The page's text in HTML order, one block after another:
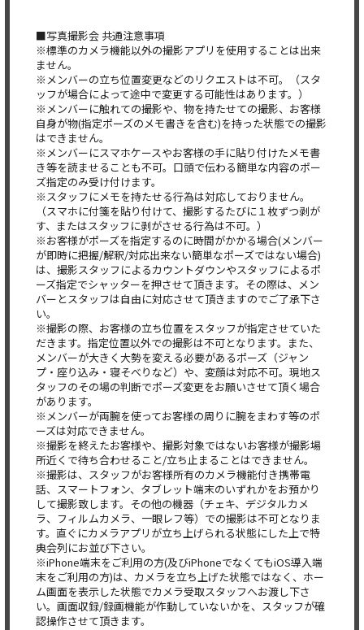
■写真撮影会 共通注意事項
※標準のカメラ機能以外の撮影アプリを使用することは出来
ません。
※メンバーの立ち位置変更などのリクエストは不可。（スタ
ッフが場合によって途中で変更する可能性はあります。）
※メンバーに触れての撮影や、物を持たせての撮影、お客様
自身が物(指定ポーズのメモ書きを含む)を持った状態での撮影
はできません。
※メンバーにスマホケースやお客様の手に貼り付けたメモ書
き等を読ませることも不可。口頭で伝わる簡単な内容のポー
ズ指定のみ受け付けます。
※スタッフにメモを持たせる行為は対応しておりません。
（スマホに付箋を貼り付けて、撮影するたびに１枚ずつ剥が
す、またはスタッフに剥がさせる行為は不可。）
※お客様がポーズを指定するのに時間がかかる場合(メンバー
が即時に把握/解釈/対応出来ない簡単なポーズではない場合)
は、撮影スタッフによるカウントダウンやスタッフによるポ
ーズ指定でシャッターを押させて頂きます。その際は、メン
バーとスタッフは自由に対応させて頂きますのでご了承下さ
い。
※撮影の際、お客様の立ち位置をスタッフが指定させていた
だきます。指定位置以外での撮影は不可となります。また、
メンバーが大きく大勢を変える必要があるポーズ（ジャン
プ・座り込み・寝そべりなど）や、変顔は対応不可。現地ス
タッフのその場の判断でポーズ変更をお願いさせて頂く場合
があります。
※メンバーが両腕を使ってお客様の周りに腕をまわす等のポ
ーズは対応できません。
※撮影を終えたお客様や、撮影対象ではないお客様が撮影場
所近くで待ち合わせること/立ち止まることはできません。
※撮影は、スタッフがお客様所有のカメラ機能付き携帯電
話、スマートフォン、タブレット端末のいずれかをお預かり
して撮影致します。その他の機器（チェキ、デジタルカメ
ラ、フィルムカメラ、一眼レフ等）での撮影は不可となりま
す。直ぐにカメラアプリが立ち上げられる状態にした上で特
典会列にお並び下さい。
※iPhone端末をご利用の方(及びiPhoneでなくてもiOS導入端
末をご利用の方)は、カメラを立ち上げた状態ではなく、ホー
ム画面を表示した状態でカメラ受取スタッフへお渡し下さ
い。画面収録/録画機能が作動していないかを、スタッフが確
認操作させて頂きます。